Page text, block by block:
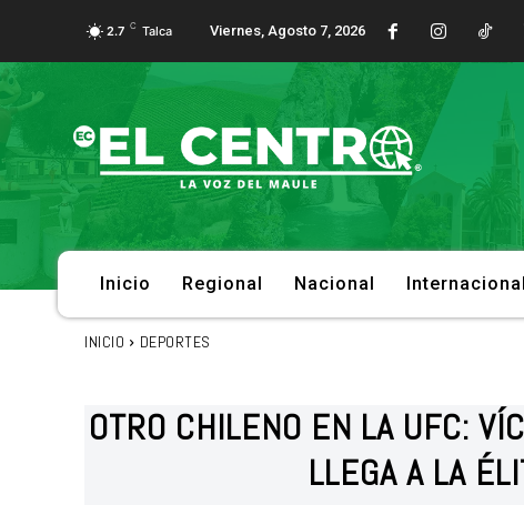
2.7 C Talca Viernes, Agosto 7, 2026
Inicio Regional Nacional Internacional
INICIO DEPORTES
OTRO CHILENO EN LA UFC:
LLEGA A LA